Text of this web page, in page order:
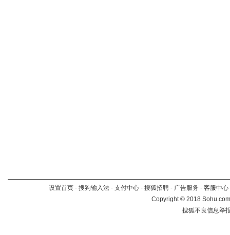
设置首页 - 搜狗输入法 - 支付中心 - 搜狐招聘 - 广告服务 - 客服中心
Copyright©2018
搜狐不良信息举